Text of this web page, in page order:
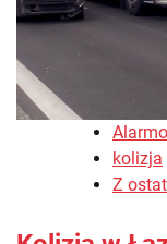
kolizja
Z